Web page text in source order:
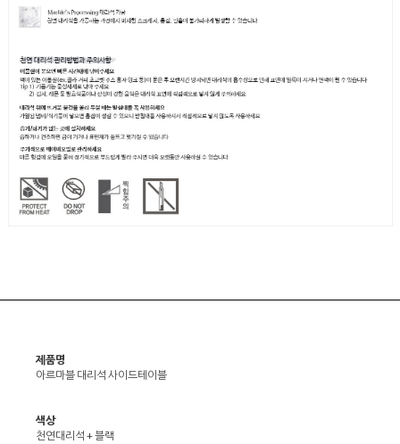
제품명
아르마블 대리석 사이드테이블
색상
천연대리석 + 블랙